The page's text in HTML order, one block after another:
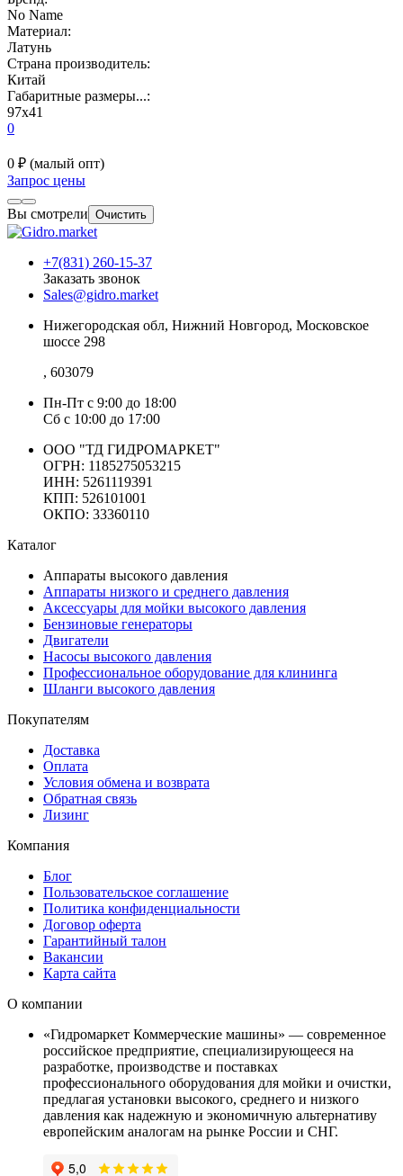
No Name
Материал:
Латунь
Страна производитель:
Китай
Габаритные размеры...:
97x41
0
0 ₽ (малый опт)
Запрос цены
Вы смотрели Очистить
+7(831) 260-15-37
Заказать звонок
Sales@gidro.market
Нижегородская обл, Нижний Новгород, Московское
шоссе 298
, 603079
Пн-Пт с 9:00 до 18:00
Сб с 10:00 до 17:00
ООО "ТД ГИДРОМАРКЕТ"
ОГРН: 1185275053215
ИНН: 5261119391
КПП: 526101001
ОКПО: 33360110
Каталог
Аппараты высокого давления
Аппараты низкого и среднего давления
Аксессуары для мойки высокого давления
Бензиновые генераторы
Двигатели
Насосы высокого давления
Профессиональное оборудование для клининга
Шланги высокого давления
Покупателям
Доставка
Оплата
Условия обмена и возврата
Обратная связь
Лизинг
Компания
Блог
Пользовательское соглашение
Политика конфиденциальности
Договор оферта
Гарантийный талон
Вакансии
Карта сайта
О компании
«Гидромаркет Коммерческие машины» — современное
российское предприятие, специализирующееся на
разработке, производстве и поставках
профессионального оборудования для мойки и очистки,
предлагая установки высокого, среднего и низкого
давления как надежную и экономичную альтернативу
европейским аналогам на рынке России и СНГ.